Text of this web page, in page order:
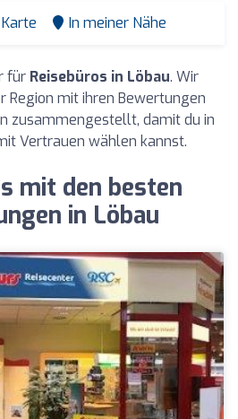
Karte In meiner Nähe
für Reisebüros in Löbau. Wir
Region mit ihren Bewertungen
zusammengestellt, damit du in
Vertrauen wählen kannst.
mit den besten
in Löbau